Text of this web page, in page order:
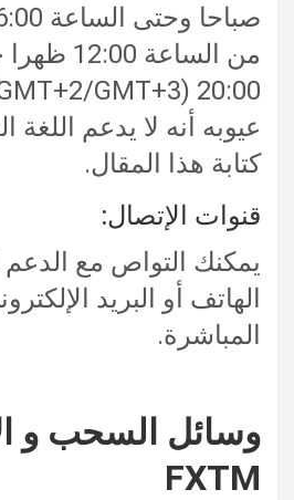
من الساعة
20:00 (GMT+2/GMT+3)،
عيوبه أنه لا يدعم اللغة
كتابة هذا المقال.
قنوات الإتصال:
يمكنك التواص مع الدعم
الهاتف أو البريد
المباشرة.
وسائل السحب و
FXTM